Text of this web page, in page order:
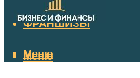
НАЛОГИ
ФРАНШИЗЫ
Меню
Меню